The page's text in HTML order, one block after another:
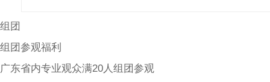
组团
组团参观福利
广东省内专业观众满20人组团参观